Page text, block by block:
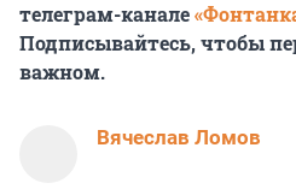
телеграм-канале
Подписывайтесь, чтобы
важном.
Вячеслав Ломов